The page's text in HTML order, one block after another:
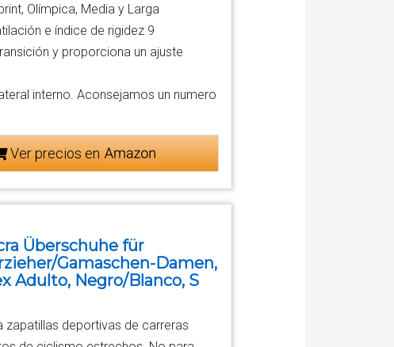
Olímpica, Media y Larga
e índice de rigidez 9
y proporciona un ajuste
interno. Aconsejamos un numero
Ver precios en
Überschuhe für
Gamaschen-Damen,
Adulto, Negro/Blanco, S
zapatillas deportivas de carreras